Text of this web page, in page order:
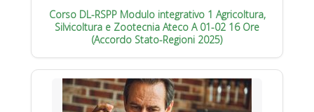
Corso DL-RSPP Modulo integrativo 1 Agricoltura,
Silvicoltura e Zootecnia Ateco A 01-02 16 Ore
(Accordo Stato-Regioni 2025)